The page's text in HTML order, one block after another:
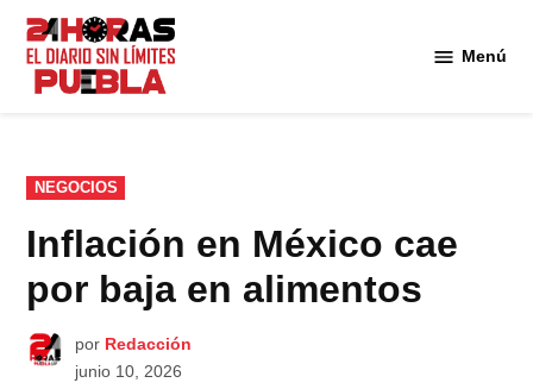
Saltar
contenido
Menú
PUBLICADO
EN
NEGOCIOS
Inflación en México cae
por baja en alimentos
por Redacción
junio 10, 2026